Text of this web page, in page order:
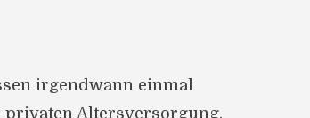
irgendwann einmal
Altersversorgung.